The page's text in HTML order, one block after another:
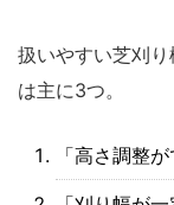
扱いやすい芝刈
は主に3つ。
「高さ調整が